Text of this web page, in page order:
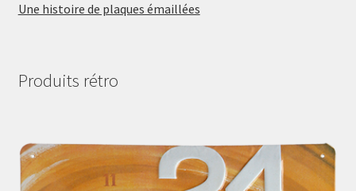
Une histoire de plaques émaillées
Produits rétro